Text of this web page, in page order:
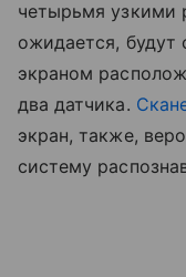
четырьмя узкими
ожидается, будут
экраном
два датчика.
экран, также,
систему